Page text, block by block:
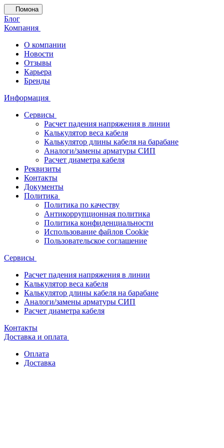
Помона
Блог
Компания
О компании
Новости
Отзывы
Карьера
Бренды
Информация
Сервисы
Расчет падения напряжения в линии
Калькулятор веса кабеля
Калькулятор длины кабеля на барабане
Аналоги/замены арматуры СИП
Расчет диаметра кабеля
Реквизиты
Контакты
Документы
Политика
Политика по качеству
Антикоррупционная политика
Политика конфиденциальности
Использование файлов Cookie
Пользовательское соглашение
Сервисы
Расчет падения напряжения в линии
Калькулятор веса кабеля
Калькулятор длины кабеля на барабане
Аналоги/замены арматуры СИП
Расчет диаметра кабеля
Контакты
Доставка и оплата
Оплата
Доставка